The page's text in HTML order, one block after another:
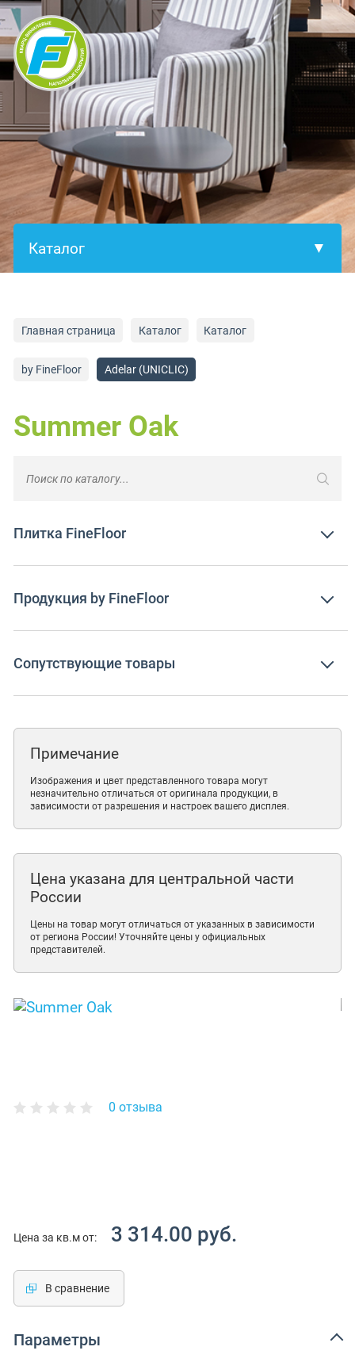
Главная страница Каталог Каталог
by FineFloor Adelar (UNICLIC)
Summer Oak
Плитка FineFloor
Продукция by FineFloor
Сопутствующие товары
Примечание
Изображения и цвет представленного товара могут
незначительно отличаться от оригинала продукции, в
зависимости от разрешения и настроек вашего дисплея.
Цена указана для центральной части
России
Цены на товар могут отличаться от указанных в зависимости
от региона России! Уточняйте цены у официальных
представителей.
0 отзыва
Цена за кв.м от: 3 314.00 руб.
В сравнение
Параметры
×